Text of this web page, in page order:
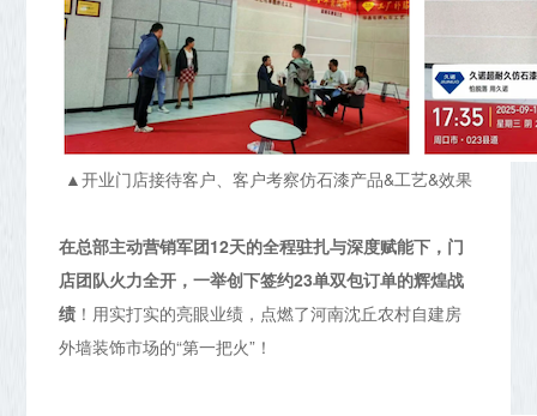
▲开业门店接待客户、客户考察仿石漆产品&工艺&效果
在总部主动营销军团12天的全程驻扎与深度赋能下，门
店团队火力全开，一举创下签约23单双包订单的辉煌战
绩 ！用实打实的亮眼业绩，点燃了河南沈丘农村自建房
外墙装饰市场的“第一把火”！